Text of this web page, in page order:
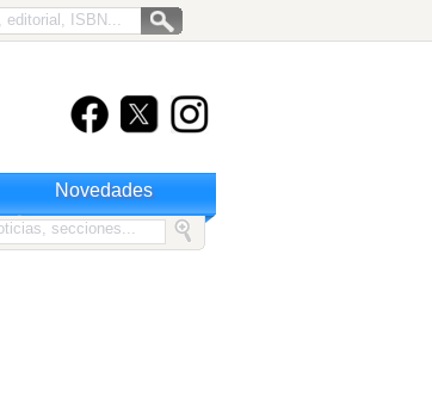
Novedades